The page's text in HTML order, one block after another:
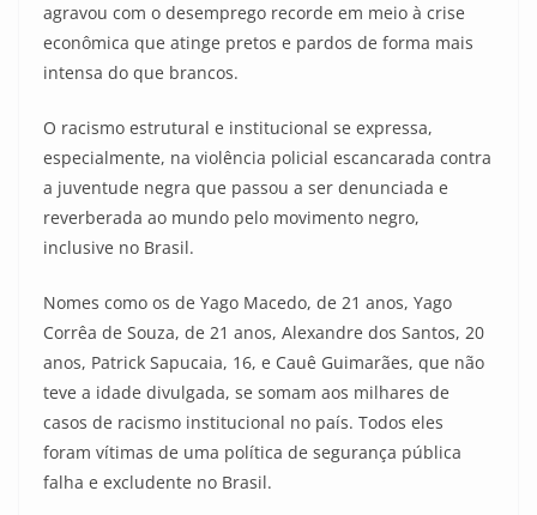
agravou com o desemprego recorde em meio à crise
econômica que atinge pretos e pardos de forma mais
intensa do que brancos.
O racismo estrutural e institucional se expressa,
especialmente, na violência policial escancarada contra
a juventude negra que passou a ser denunciada e
reverberada ao mundo pelo movimento negro,
inclusive no Brasil.
Nomes como os de Yago Macedo, de 21 anos, Yago
Corrêa de Souza, de 21 anos, Alexandre dos Santos, 20
anos, Patrick Sapucaia, 16, e Cauê Guimarães, que não
teve a idade divulgada, se somam aos milhares de
casos de racismo institucional no país. Todos eles
foram vítimas de uma política de segurança pública
falha e excludente no Brasil.